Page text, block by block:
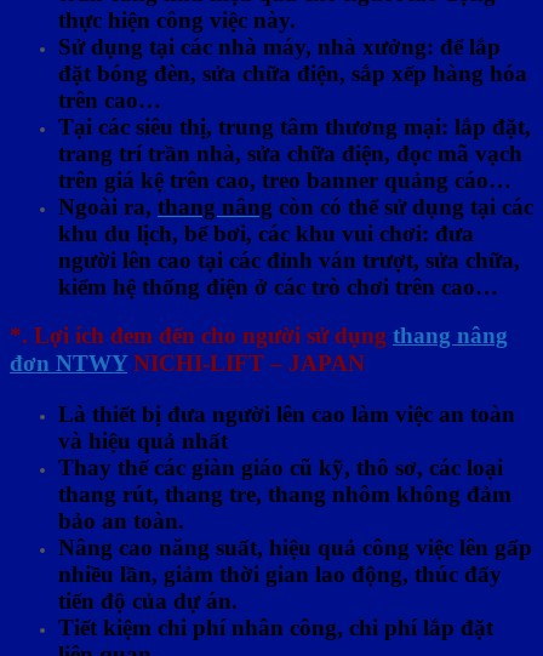
thực hiện công việc này.
Sử dụng tại các nhà máy, nhà xưởng: để lắp
đặt bóng đèn, sửa chữa điện, sắp xếp hàng hóa
trên cao…
Tại các siêu thị, trung tâm thương mại: lắp đặt,
trang trí trần nhà, sửa chữa điện, đọc mã vạch
trên giá kệ trên cao, treo banner quảng cáo…
Ngoài ra, thang nâng còn có thể sử dụng tại các
khu du lịch, bể bơi, các khu vui chơi: đưa
người lên cao tại các đỉnh ván trượt, sửa chữa,
kiểm hệ thống điện ở các trò chơi trên cao…
*. Lợi ích đem đến cho người sử dụng thang nâng
đơn NTWY NICHI-LIFT – JAPAN
Là thiết bị đưa người lên cao làm việc an toàn
và hiệu quả nhất
Thay thế các giàn giáo cũ kỹ, thô sơ, các loại
thang rút, thang tre, thang nhôm không đảm
bảo an toàn.
Nâng cao năng suất, hiệu quả công việc lên gấp
nhiều lần, giảm thời gian lao động, thúc đẩy
tiến độ của dự án.
Tiết kiệm chi phí nhân công, chi phí lắp đặt